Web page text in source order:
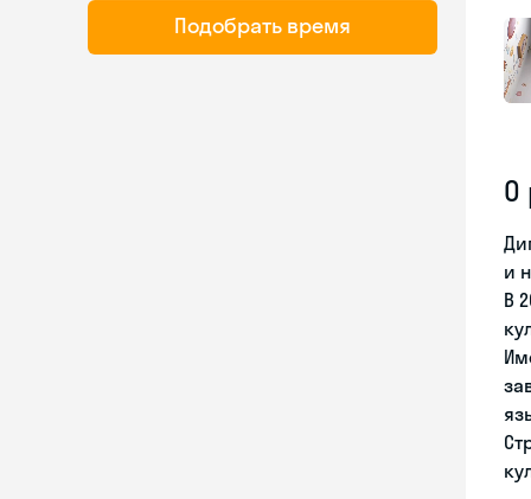
Подобрать время
О
и
В